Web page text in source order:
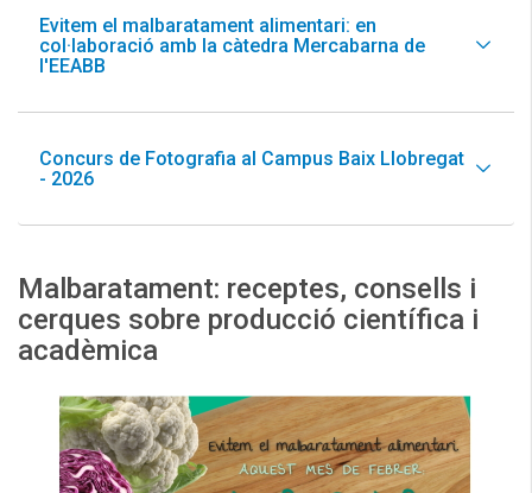
Evitem el malbaratament alimentari: en
col·laboració amb la càtedra Mercabarna de
l'EEABB
Concurs de Fotografia al Campus Baix Llobregat
- 2026
Malbaratament: receptes, consells i
cerques sobre producció científica i
acadèmica